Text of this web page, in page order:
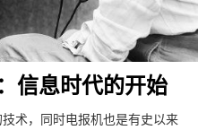
信息时代的开始
术，同时电报机也是有史以来